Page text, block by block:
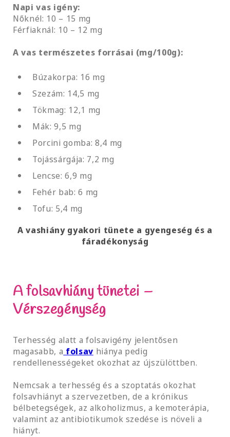
Napi vas igény:
Nőknél: 10 – 15 mg
Férfiaknál: 10 – 12 mg
A vas természetes forrásai (mg/100g):
Búzakorpa: 16 mg
Szezám: 14,5 mg
Tökmag: 12,1 mg
Mák: 9,5 mg
Porcini gomba: 8,4 mg
Tojássárgája: 7,2 mg
Lencse: 6,9 mg
Fehér bab: 6 mg
Tofu: 5,4 mg
A vashiány gyakori tünete a gyengeség és a
fáradékonyság
A folsavhiány tünetei –
Vérszegénység
Terhesség alatt a folsavigény jelentősen
magasabb, a folsav hiánya pedig
rendellenességeket okozhat az újszülöttben.
Nemcsak a terhesség és a szoptatás okozhat
folsavhiányt a szervezetben, de a krónikus
bélbetegségek, az alkoholizmus, a kemoterápia,
valamint az antibiotikumok szedése is növeli a
hiányt.